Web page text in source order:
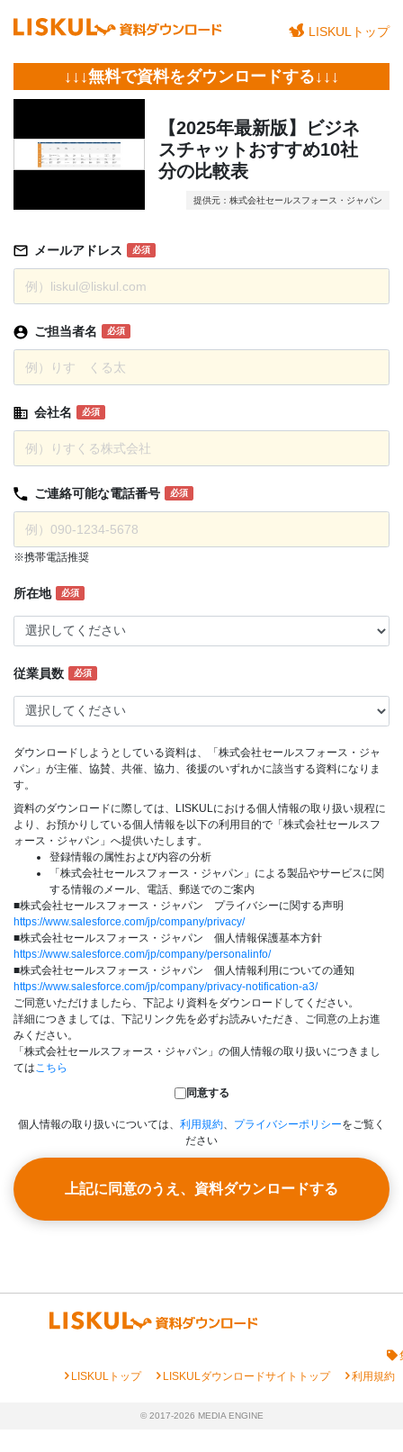
LISKULトップ
↓↓↓無料で資料をダウンロードする↓↓↓
【2025年最新版】ビジネ
スチャットおすすめ10社
分の比較表
提供元：株式会社セールスフォース・ジャパン
メールアドレス 必須
ご担当者名 必須
会社名 必須
ご連絡可能な電話番号 必須
※携帯電話推奨
所在地 必須
従業員数 必須
ダウンロードしようとしている資料は、「株式会社セールスフォース・ジャ
パン」が主催、協賛、共催、協力、後援のいずれかに該当する資料になりま
す。
資料のダウンロードに際しては、LISKULにおける個人情報の取り扱い規程に
より、お預かりしている個人情報を以下の利用目的で「株式会社セールスフ
ォース・ジャパン」へ提供いたします。
登録情報の属性および内容の分析
「株式会社セールスフォース・ジャパン」による製品やサービスに関
する情報のメール、電話、郵送でのご案内
■株式会社セールスフォース・ジャパン プライバシーに関する声明
https://www.salesforce.com/jp/company/privacy/
■株式会社セールスフォース・ジャパン 個人情報保護基本方針
https://www.salesforce.com/jp/company/personalinfo/
■株式会社セールスフォース・ジャパン 個人情報利用についての通知
https://www.salesforce.com/jp/company/privacy-notification-a3/
ご同意いただけましたら、下記より資料をダウンロードしてください。
詳細につきましては、下記リンク先を必ずお読みいただき、ご同意の上お進
みください。
「株式会社セールスフォース・ジャパン」の個人情報の取り扱いにつきまし
てはこちら
同意する
個人情報の取り扱いについては、 利用規約、 プライバシーポリシーをご覧く
ださい
上記に同意のうえ、資料ダウンロードする
chevron_rightLISKULトップ chevron_rightLISKULダウンロードサイトトップ chevron_right利用規約
© 2017-2026 MEDIA ENGINE